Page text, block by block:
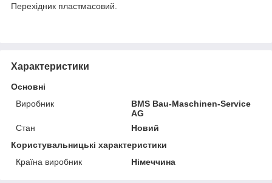
Перехідник пластмасовий.
Характеристики
Основні
Виробник
BMS Bau-Maschinen-Service
AG
Стан
Новий
Користувальницькі характеристики
Країна виробник
Німеччина